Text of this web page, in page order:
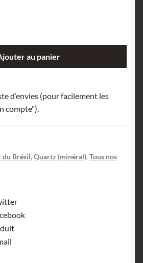
au panier
d’envies (pour facilement les
compte").
du Brésil, Quartz (minéral), Tous nos